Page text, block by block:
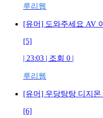
루리웹
[유머] 도와주세요 AV
[5]
| 23:03 | 조회 0 |
루리웹
[유머] 우당탕탕 디지몬
[6]